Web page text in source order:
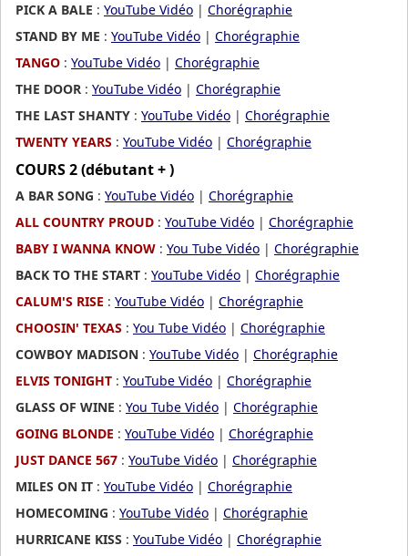
PICK A BALE : YouTube Vidéo | Chorégraphie
STAND BY ME : YouTube Vidéo | Chorégraphie
TANGO : YouTube Vidéo | Chorégraphie
THE DOOR : YouTube Vidéo | Chorégraphie
THE LAST SHANTY : YouTube Vidéo | Chorégraphie
TWENTY YEARS : YouTube Vidéo | Chorégraphie
COURS 2 (débutant + )
A BAR SONG : YouTube Vidéo | Chorégraphie
ALL COUNTRY PROUD : YouTube Vidéo | Chorégraphie
BABY I WANNA KNOW : You Tube Vidéo | Chorégraphie
BACK TO THE START : YouTube Vidéo | Chorégraphie
CALUM'S RISE : YouTube Vidéo | Chorégraphie
CHOOSIN' TEXAS : You Tube Vidéo | Chorégraphie
COWBOY MADISON : YouTube Vidéo | Chorégraphie
ELVIS TONIGHT : YouTube Vidéo | Chorégraphie
GLASS OF WINE : You Tube Vidéo | Chorégraphie
GOING BLONDE : YouTube Vidéo | Chorégraphie
JUST DANCE 567 : YouTube Vidéo | Chorégraphie
MILES ON IT : YouTube Vidéo | Chorégraphie
HOMECOMING : YouTube Vidéo | Chorégraphie
HURRICANE KISS : YouTube Vidéo | Chorégraphie